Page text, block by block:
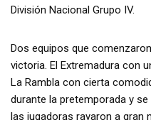
División Nacional Grupo IV.
Dos equipos que
victoria. El Extremadura con
La Rambla con cierta
durante la pretemporada y
las jugadoras rayaron a gran